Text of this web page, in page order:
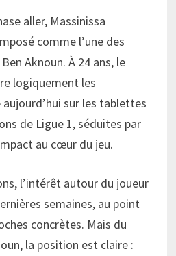
aller, Massinissa
comme l’une des
Aknoun. À 24 ans, le
logiquement les
sur les tablettes
de Ligue 1, séduites par
au cœur du jeu.
l’intérêt autour du joueur
semaines, au point
concrètes. Mais du
la position est claire :